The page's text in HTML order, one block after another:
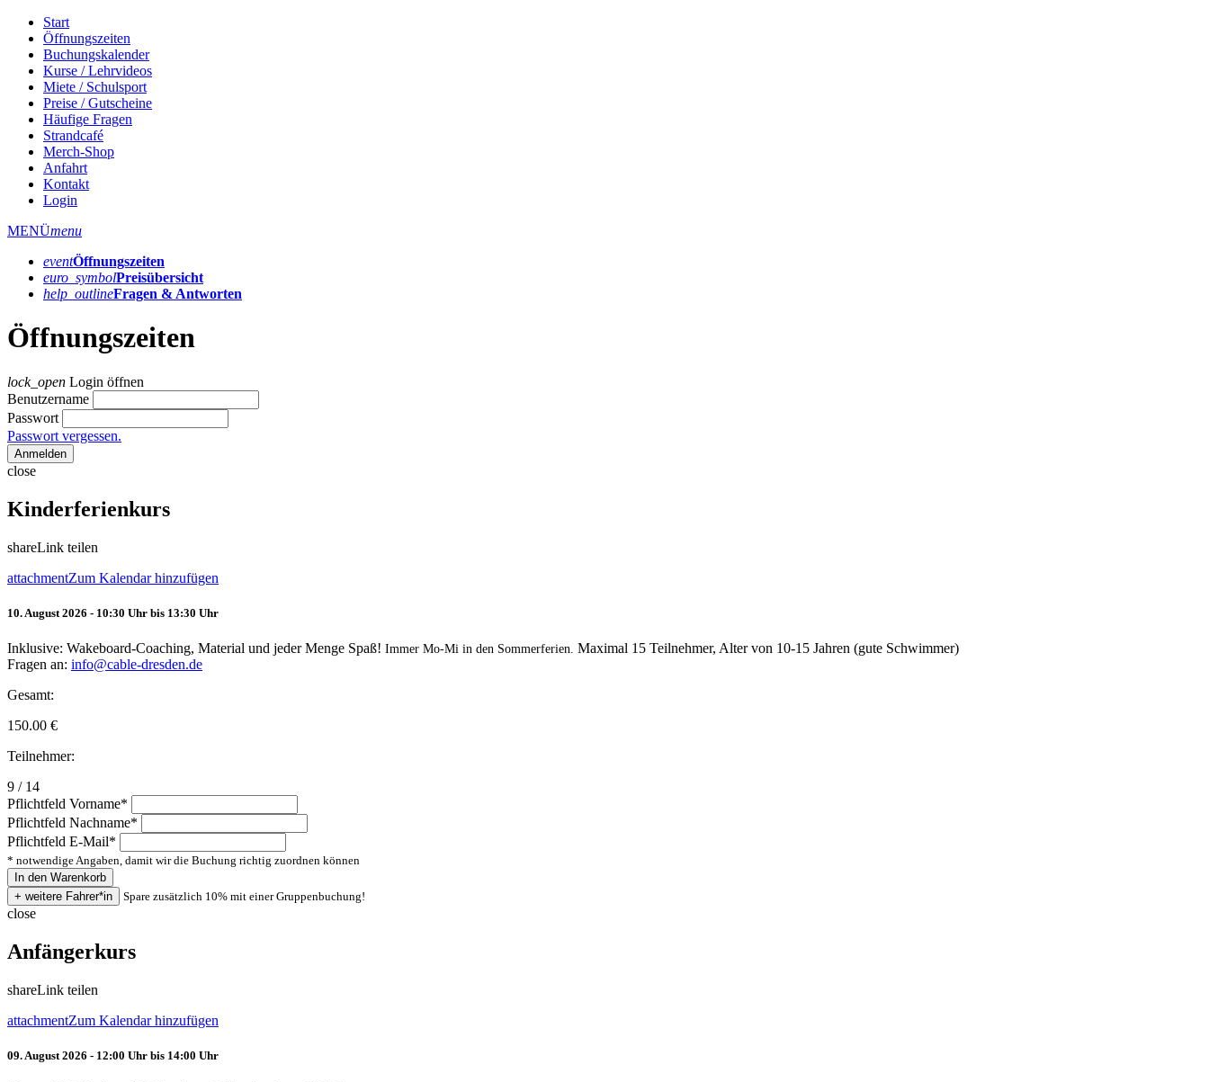
Start
Öffnungszeiten
Buchungskalender
Kurse / Lehrvideos
Miete / Schulsport
Preise / Gutscheine
Häufige Fragen
Strandcafé
Merch-Shop
Anfahrt
Kontakt
Login
MENÜmenu
eventÖffnungs­zeiten
euro_symbolPreis­übersicht
help_outlineFragen & Antworten
Öffnungszeiten
lock_open Login öffnen
Benutzername
Passwort
Passwort vergessen.
Anmelden
close
Kinderferienkurs
shareLink teilen
attachmentZum Kalendar hinzufügen
10. August 2026 - 10:30 Uhr bis 13:30 Uhr
Inklusive: Wakeboard-Coaching, Material und jeder Menge Spaß! Immer Mo-Mi in den Sommerferien. Maximal 15 Teilnehmer, Alter von 10-15 Jahren (gute Schwimmer)
Fragen an: info@cable-dresden.de
Gesamt:
150.00 €
Teilnehmer:
9 / 14
Pflichtfeld Vorname*
Pflichtfeld Nachname*
Pflichtfeld E-Mail*
* notwendige Angaben, damit wir die Buchung richtig zuordnen können
Spare zusätzlich 10% mit einer Gruppenbuchung!
close
Anfängerkurs
shareLink teilen
attachmentZum Kalendar hinzufügen
09. August 2026 - 12:00 Uhr bis 14:00 Uhr